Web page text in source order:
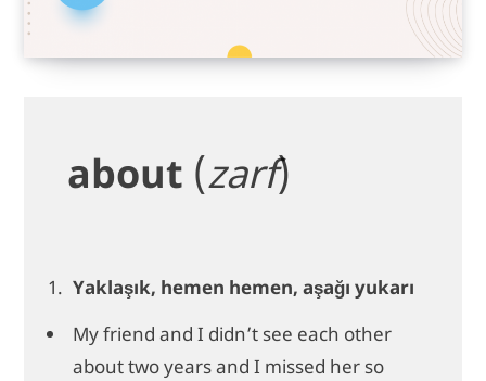
about (zarf)
Yaklaşık, hemen hemen, aşağı yukarı
My friend and I didn’t see each other
about two years and I missed her so